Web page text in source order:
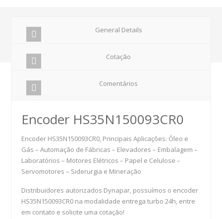
General Details
Cotação
Comentários
Encoder HS35N150093CR0
Encoder HS35N150093CR0, Principais Aplicações: Óleo e
Gás – Automação de Fábricas – Elevadores – Embalagem –
Laboratórios – Motores Elétricos – Papel e Celulose –
Servomotores – Siderurgia e Mineração
Distribuidores autorizados Dynapar, possuímos o encoder
HS35N150093CR0 na modalidade entrega turbo 24h, entre
em contato e solicite uma cotação!